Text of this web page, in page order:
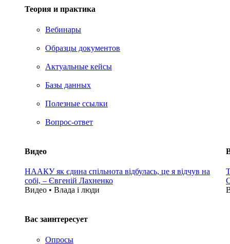
Теория и практика
Вебинары
Образцы документов
Актуальные кейсы
Базы данных
Полезные ссылки
Вопрос-ответ
Видео
НААКУ як єдина спільнота відбулась, це я відчув на
собі, – Євгеній Лахненко
Видео • Влада i люди
Вас заинтересует
Опросы